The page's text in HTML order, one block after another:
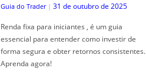
Guia do Trader | 31 de outubro de 2025
Renda fixa para iniciantes , é um guia
essencial para entender como investir de
forma segura e obter retornos consistentes.
Aprenda agora!